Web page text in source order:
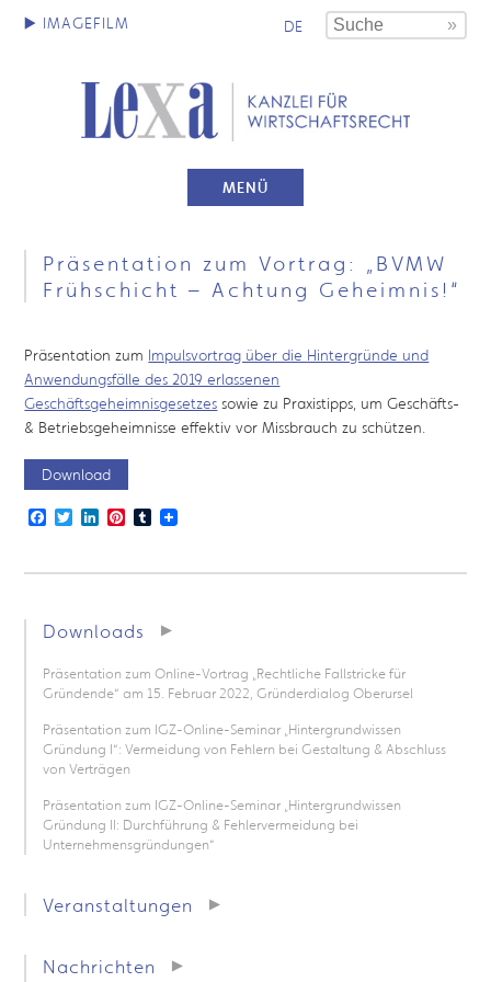
DE
MENÜ
Präsentation zum Vortrag: „BVMW
Frühschicht – Achtung Geheimnis!“
Präsentation zum Impulsvortrag über die Hintergründe und
Anwendungsfälle des 2019 erlassenen
Geschäftsgeheimnisgesetzes sowie zu Praxistipps, um Geschäfts-
& Betriebsgeheimnisse effektiv vor Missbrauch zu schützen.
Download
Facebook
TwitterLinkedIn
Pinterest
Tumblr
Downloads
Präsentation zum Online-Vortrag „Rechtliche Fallstricke für
Gründende“ am 15. Februar 2022, Gründerdialog Oberursel
Präsentation zum IGZ-Online-Seminar „Hintergrundwissen
Gründung I“: Vermeidung von Fehlern bei Gestaltung & Abschluss
von Verträgen
Präsentation zum IGZ-Online-Seminar „Hintergrundwissen
Gründung II: Durchführung & Fehlervermeidung bei
Unternehmensgründungen“
Veranstaltungen
Nachrichten